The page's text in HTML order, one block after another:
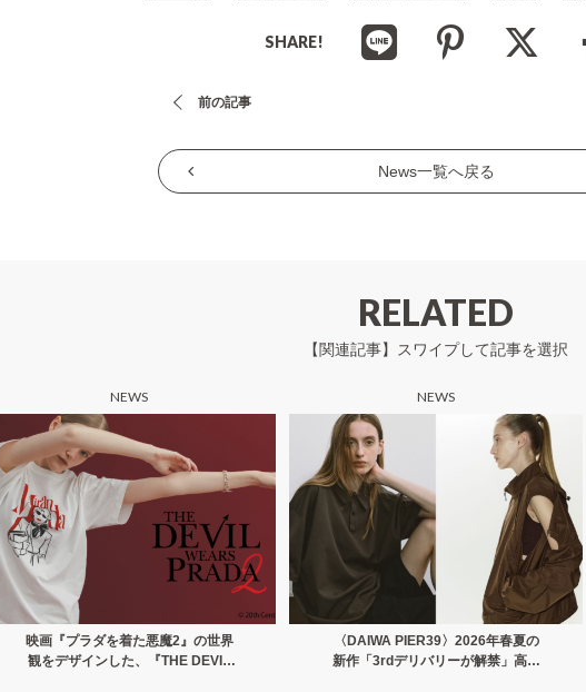
SHARE!
投
ナ
ビ
前の記事
News一覧へ戻る
RELATED
【関連記事】スワイプして記事を選択
NEWS
映画『プラダを着た悪魔2』の世界
観をデザインした、『THE DEVIL
NEWS
〈DAIWA PIER39〉2026年春夏の
新作「3rdデリバリーが解禁」高機